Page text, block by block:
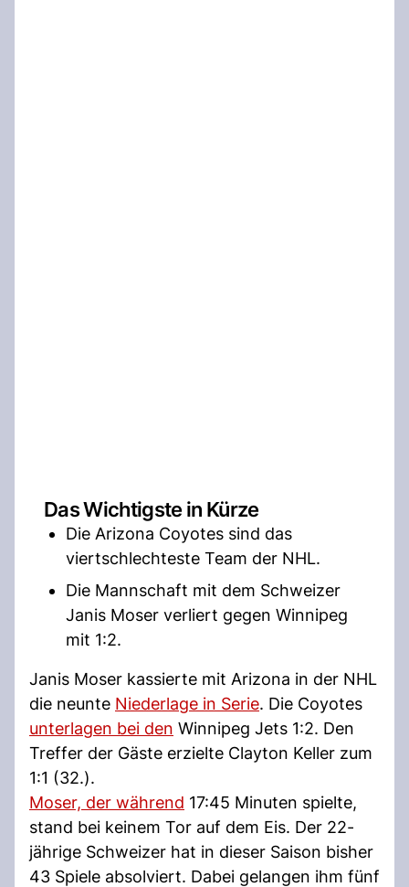
Das Wichtigste in Kürze
Die Arizona Coyotes sind das
viertschlechteste Team der NHL.
Die Mannschaft mit dem Schweizer
Janis Moser verliert gegen Winnipeg
mit 1:2.
Janis Moser kassierte mit Arizona in der NHL
die neunte Niederlage in Serie. Die Coyotes
unterlagen bei den Winnipeg Jets 1:2. Den
Treffer der Gäste erzielte Clayton Keller zum
1:1 (32.).
Moser, der während 17:45 Minuten spielte,
stand bei keinem Tor auf dem Eis. Der 22-
jährige Schweizer hat in dieser Saison bisher
43 Spiele absolviert. Dabei gelangen ihm fünf